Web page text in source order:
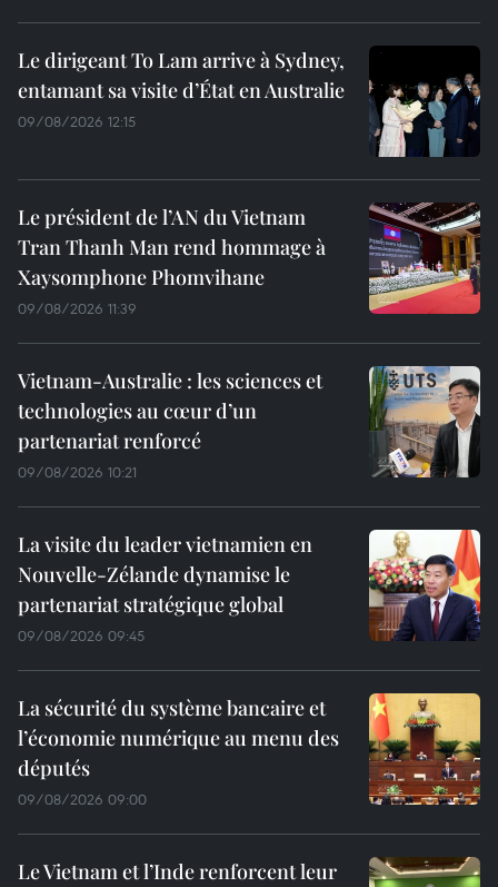
Le dirigeant To Lam arrive à Sydney,
entamant sa visite d’État en Australie
09/08/2026 12:15
Le président de l’AN du Vietnam
Tran Thanh Man rend hommage à
Xaysomphone Phomvihane
09/08/2026 11:39
Vietnam-Australie : les sciences et
technologies au cœur d’un
partenariat renforcé
09/08/2026 10:21
La visite du leader vietnamien en
Nouvelle-Zélande dynamise le
partenariat stratégique global
09/08/2026 09:45
La sécurité du système bancaire et
l’économie numérique au menu des
députés
09/08/2026 09:00
Le Vietnam et l’Inde renforcent leur